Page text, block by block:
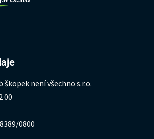
škopek není všechno s.r.o.
00
0800